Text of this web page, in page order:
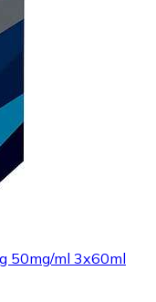
50mg/ml 3x60ml